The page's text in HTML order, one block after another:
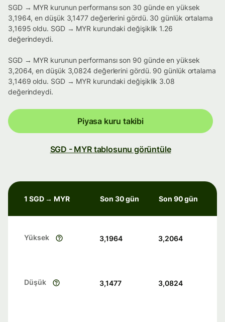
SGD → MYR kurunun performansı son 30 günde en yüksek
3,1964, en düşük 3,1477 değerlerini gördü. 30 günlük ortalama
3,1695 oldu. SGD → MYR kurundaki değişiklik 1.26
değerindeydi.
SGD → MYR kurunun performansı son 90 günde en yüksek
3,2064, en düşük 3,0824 değerlerini gördü. 90 günlük ortalama
3,1469 oldu. SGD → MYR kurundaki değişiklik 3.08
değerindeydi.
Piyasa kuru takibi
SGD - MYR tablosunu görüntüle
1 SGD → MYR Son 30 gün Son 90 gün
Yüksek 3,1964 3,2064
Düşük 3,1477 3,0824